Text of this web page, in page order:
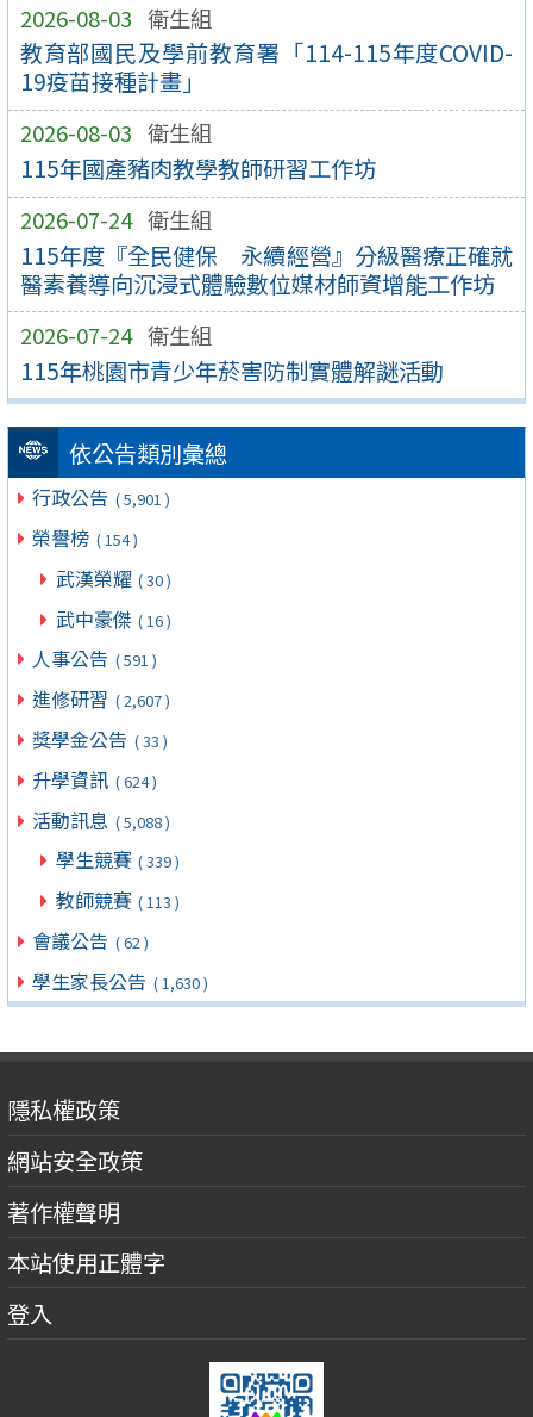
2026-08-03 衛生組
教育部國民及學前教育署「114-115年度COVID-
19疫苗接種計畫」
2026-08-03 衛生組
115年國產豬肉教學教師研習工作坊
2026-07-24 衛生組
115年度『全民健保 永續經營』分級醫療正確就
醫素養導向沉浸式體驗數位媒材師資增能工作坊
2026-07-24 衛生組
115年桃園市青少年菸害防制實體解謎活動
依公告類別彙總
行政公告 ( 5,901 )
榮譽榜 ( 154 )
武漢榮耀 ( 30 )
武中豪傑 ( 16 )
人事公告 ( 591 )
進修研習 ( 2,607 )
獎學金公告 ( 33 )
升學資訊 ( 624 )
活動訊息 ( 5,088 )
學生競賽 ( 339 )
教師競賽 ( 113 )
會議公告 ( 62 )
學生家長公告 ( 1,630 )
隱私權政策
網站安全政策
著作權聲明
本站使用正體字
登入